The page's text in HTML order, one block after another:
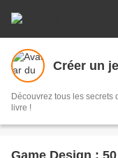
Créer un
Découvrez tous les secrets
livre !
Game Design :